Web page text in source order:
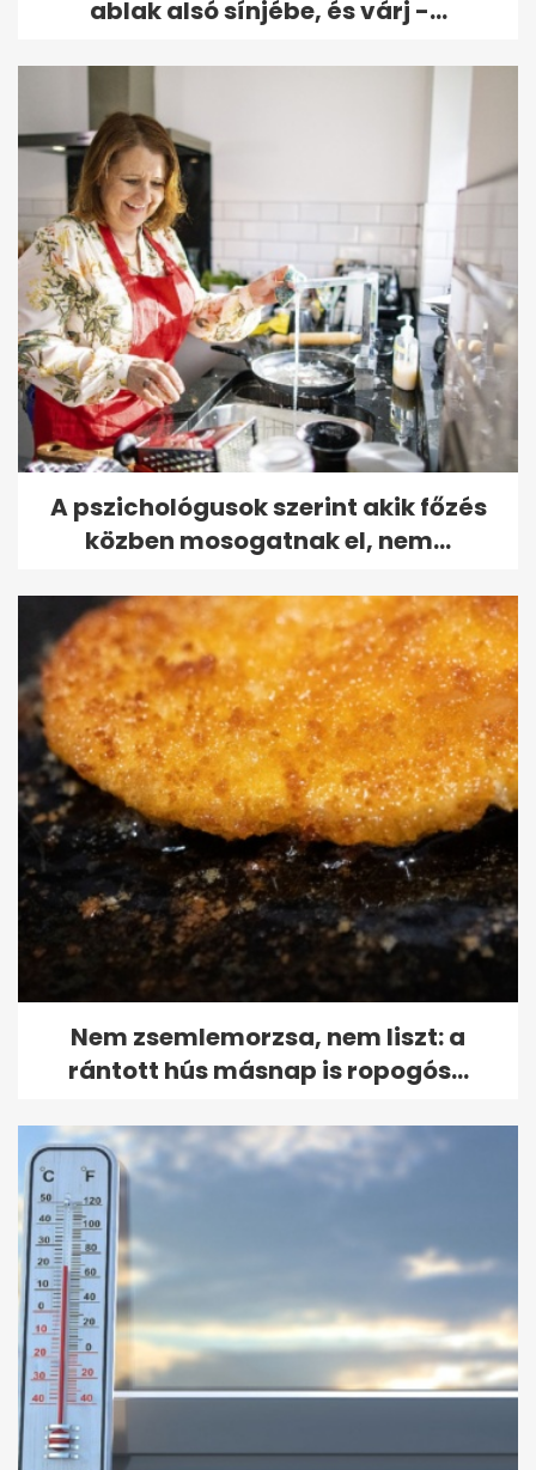
ablak alsó sínjébe, és várj -...
A pszichológusok szerint akik főzés
közben mosogatnak el, nem...
Nem zsemlemorzsa, nem liszt: a
rántott hús másnap is ropogós...